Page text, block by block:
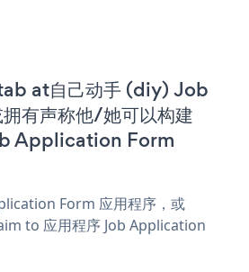
at自己动手 (diy) Job
有声称他/她可以构建
Application Form
Form 应用程序，或
to 应用程序 Job Application